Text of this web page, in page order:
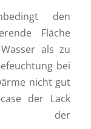
den
Fläche
als zu
bei
nicht gut
der Lack
der